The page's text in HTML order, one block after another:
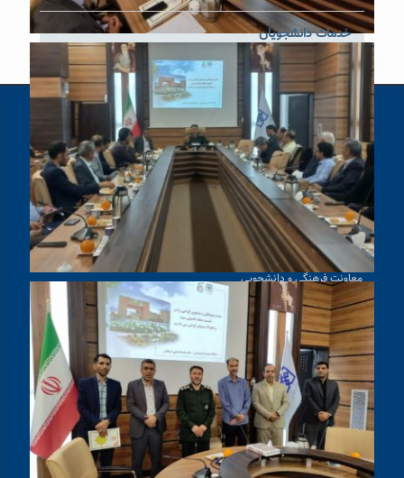
خدمات دانشجویان
ساختار دانشگاه
ریاست دانشگاه
معاونت پژوهشی و فن آوری
معاونت آموزشی و تحصیلات تکمیلی
معاونت اداری مالی
معاونت فرهنگی و دانشجویی
دسترسی سریع
بیانیه صیانت از داده ها
ملاقات حضوری با رئیس دانشگاه
ارتباط با ریاست و مسئولین دانشگاه
مدیریت فن آوری اطلاعات
همیار دانشگاه حکیم سبزواری